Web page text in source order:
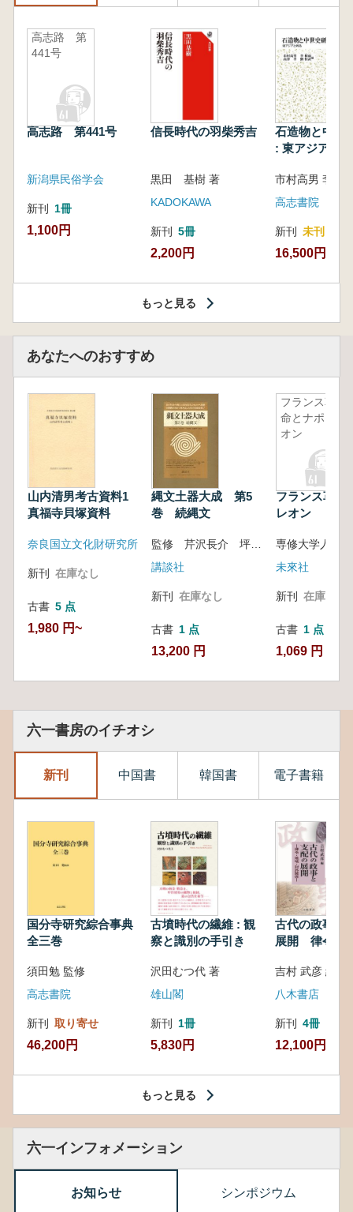
高志路 第
441号
高志路 第441号
新潟県民俗学会
新刊 1冊
1,100円
信長時代の羽柴秀吉
黒田 基樹 著
KADOKAWA
新刊 5冊
2,200円
石造物と中世
: 東アジアと
高志書院
新刊 未刊
16,500円
もっと見る
あなたへのおすすめ
山内清男考古資料1
真福寺貝塚資料
奈良国立文化財研究所
新刊 在庫なし
古書 5 点
1,980 円~
縄文土器大成 第5
巻 続縄文
講談社
新刊 在庫なし
古書 1 点
13,200 円
フランス革
命とナポレ
オン
フランス革命
レオン
未來社
新刊 在庫なし
古書 1 点
1,069 円
六一書房のイチオシ
新刊 中国書 韓国書 電子書籍
国分寺研究綜合事典
全三巻
須田勉 監修
高志書院
新刊 取り寄せ
46,200円
古墳時代の繊維 : 観
察と識別の手引き
沢田むつ代 著
雄山閣
新刊 1冊
5,830円
古代の政事と
展開 律令・
吉村 武彦 編集
八木書店
新刊 4冊
12,100円
もっと見る
六一インフォメーション
お知らせ シンポジウム